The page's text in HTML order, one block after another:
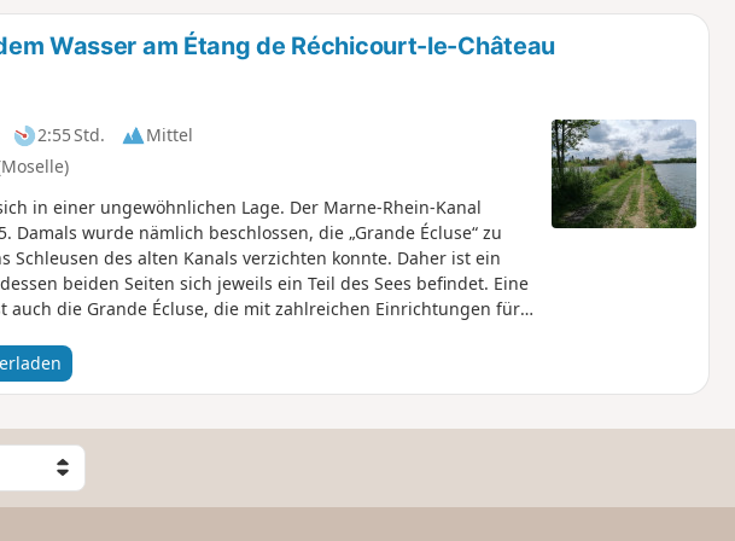
Wasser am Étang de Réchicourt-le-Château
2:55 Std.
Mittel
in einer ungewöhnlichen Lage. Der Marne-Rhein-Kanal
wurde nämlich beschlossen, die „Grande Écluse“ zu
Schleusen des alten Kanals verzichten konnte. Daher ist ein
beiden Seiten sich jeweils ein Teil des Sees befindet. Eine
auch die Grande Écluse, die mit zahlreichen Einrichtungen für